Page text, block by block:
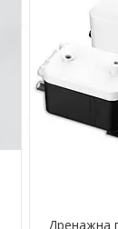
Дренажна